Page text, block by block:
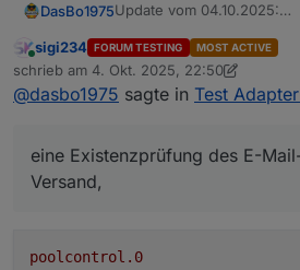
DasBo1975Update vom 04.10.2025:
neu hochgeladen.
Grund: In der vorherigen
aktivierter E-Mail-Ausgabe
vorhanden war.
eine Sperrzeit (Cooldown)
Benachrichtigungen,
eine Existenzprüfung des
Online
sigi234 FORUM TESTING MOST ACTIVE
schrieb am 4. Okt. 2025, 22:50
zuletzt editiert von sigi23410. Mai 2025,
@dasbo1975 sagte in Test
eine Existenzprüfung des E-
Versand,
poolcontrol.0